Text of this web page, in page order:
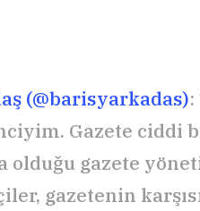
(@barisyarkadas)
Gazete ciddi
olduğu gazete
gazetenin